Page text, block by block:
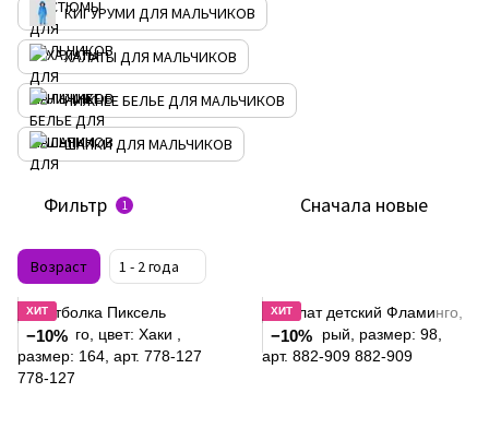
КИГУРУМИ ДЛЯ МАЛЬЧИКОВ
ХАЛАТЫ ДЛЯ МАЛЬЧИКОВ
НИЖНЕЕ БЕЛЬЕ ДЛЯ МАЛЬЧИКОВ
ШАПКИ ДЛЯ МАЛЬЧИКОВ
Фильтр 1 Сначала новые
Возраст 1 - 2 года
ХИТ
−10%
ХИТ
−10%